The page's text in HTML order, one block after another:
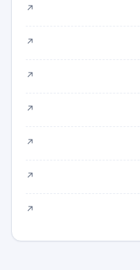
↗
↗
↗
↗
↗
↗
↗